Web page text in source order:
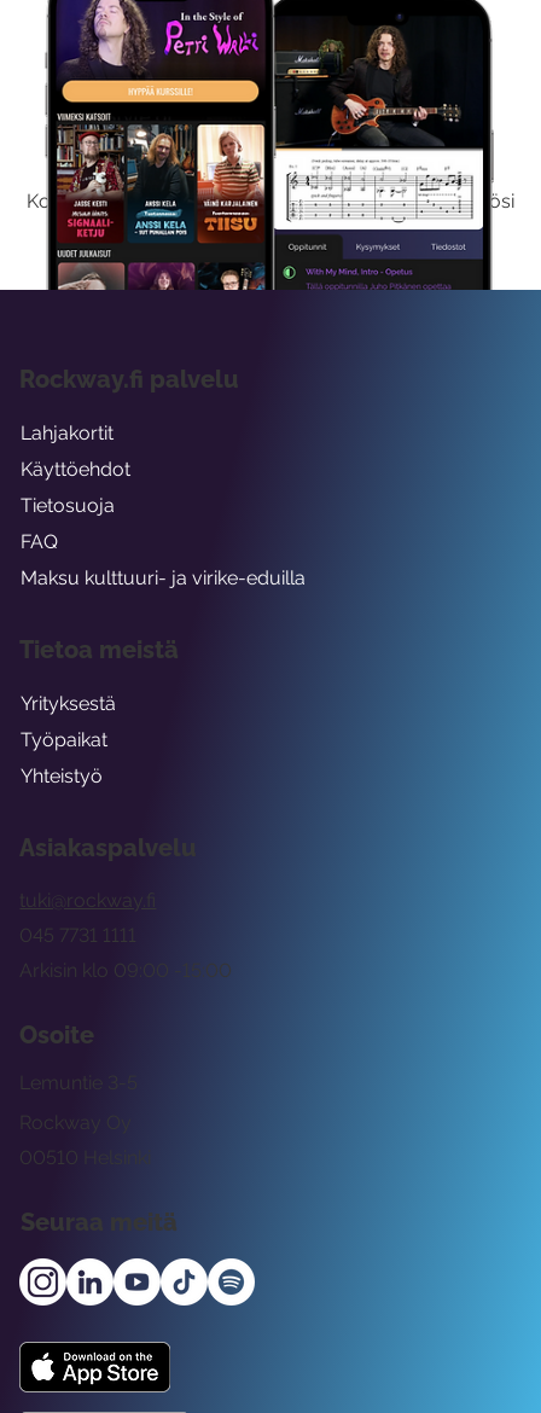
Kokeile Ilmaiseksi
Kokeilemalla ilmaiseksi saat koko sisältömme käyttöösi
viikon ajaksi.
Asiakaspalvelu
tuki@rockway.fi
Arkisin klo 09:00 -15:00
045 7731 1111
Osoite
Rockway Oy
Lemuntie 3-5
00510 Helsinki
Seuraa meitä
Rockway.fi palvelu
Lahjakortit
Käyttöehdot
Tietosuoja
FAQ
Maksu kulttuuri- ja virike-eduilla
Tietoa meistä
Yrityksestä
Työpaikat
Yhteistyö